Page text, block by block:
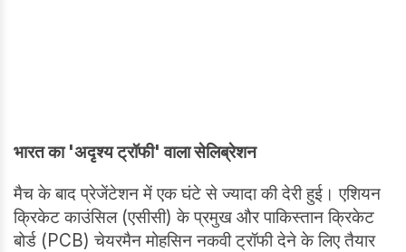
भारत का 'अदृश्य ट्रॉफी' वाला सेलिब्रेशन
मैच के बाद प्रेजेंटेशन में एक घंटे से ज्यादा की देरी हुई। एशियन
क्रिकेट काउंसिल (एसीसी) के प्रमुख और पाकिस्तान क्रिकेट
बोर्ड (PCB) चेयरमैन मोहसिन नकवी ट्रॉफी देने के लिए तैयार